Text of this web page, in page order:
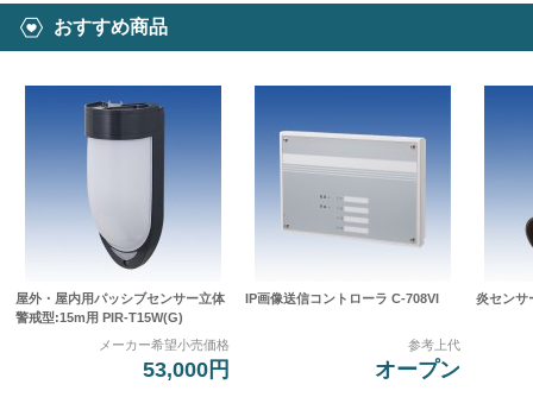
おすすめ商品
屋外・屋内用パッシブセンサー立体
警戒型:15m用 PIR-T15W(G)
メーカー希望小売価格
53,000円
IP画像送信コントローラ C-708VI
参考上代
オープン
炎センサ